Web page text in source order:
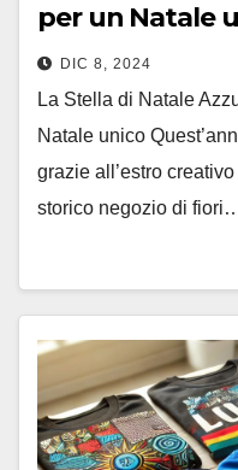
per un Natale
DIC 8, 2024
La Stella di Natale
Natale unico
grazie all’estro
storico negozio di